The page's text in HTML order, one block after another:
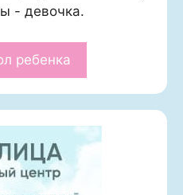
- девочка.
ребенка